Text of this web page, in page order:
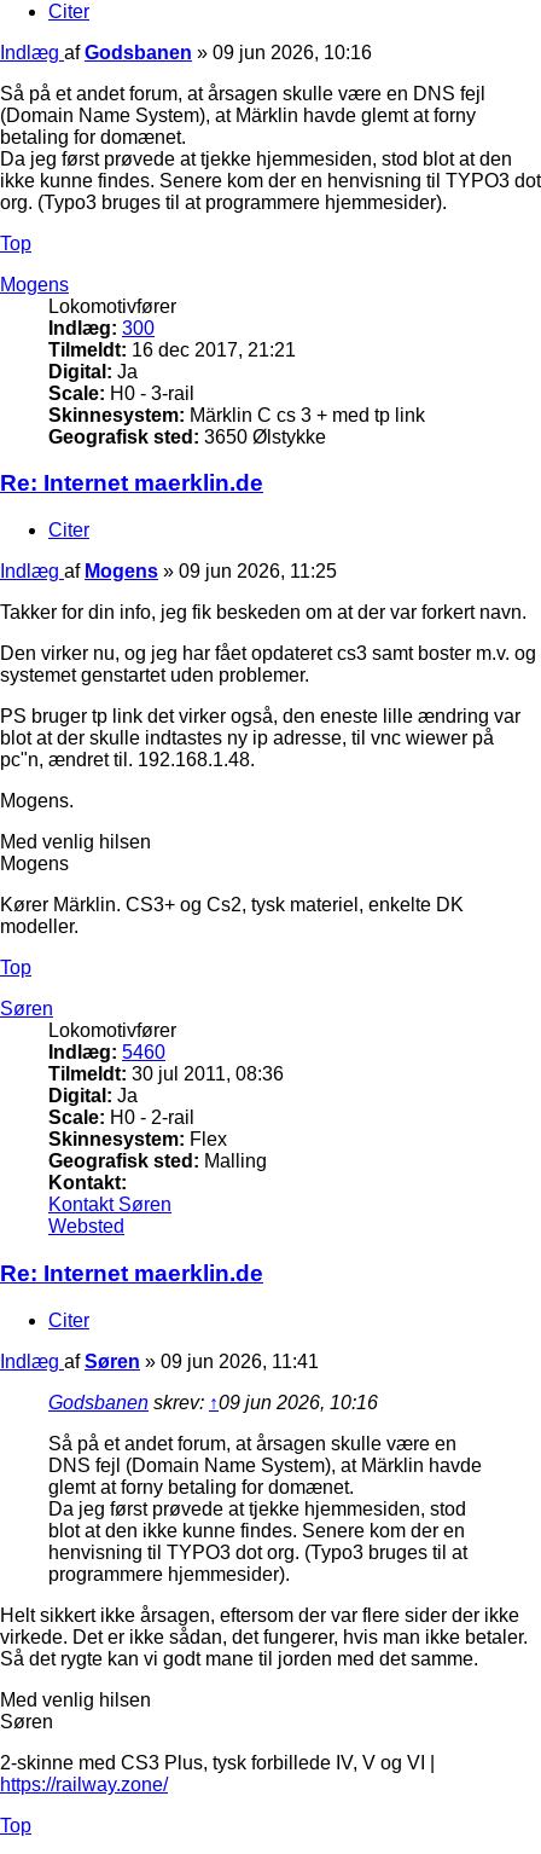
Citer
Indlæg afGodsbanen » 09 jun 2026, 10:16
Så på et andet forum, at årsagen skulle være en DNS fejl
(Domain Name System), at Märklin havde glemt at forny
betaling for domænet.
Da jeg først prøvede at tjekke hjemmesiden, stod blot at den
ikke kunne findes. Senere kom der en henvisning til TYPO3 dot
org. (Typo3 bruges til at programmere hjemmesider).
Top
Mogens
Lokomotivfører
Indlæg: 300
Tilmeldt: 16 dec 2017, 21:21
Digital: Ja
Scale: H0 - 3-rail
Skinnesystem: Märklin C cs 3 + med tp link
Geografisk sted: 3650 Ølstykke
Re: Internet maerklin.de
Citer
Indlæg af Mogens » 09 jun 2026, 11:25
Takker for din info, jeg fik beskeden om at der var forkert navn.
Den virker nu, og jeg har fået opdateret cs3 samt boster m.v. og
systemet genstartet uden problemer.
PS bruger tp link det virker også, den eneste lille ændring var
blot at der skulle indtastes ny ip adresse, til vnc wiewer på
pc"n, ændret til. 192.168.1.48.
Mogens.
Med venlig hilsen
Mogens
Kører Märklin. CS3+ og Cs2, tysk materiel, enkelte DK
modeller.
Top
Søren
Lokomotivfører
Indlæg: 5460
Tilmeldt: 30 jul 2011, 08:36
Digital: Ja
Scale: H0 - 2-rail
Skinnesystem: Flex
Geografisk sted: Malling
Kontakt:
Kontakt Søren
Websted
Re: Internet maerklin.de
Citer
Indlæg afSøren » 09 jun 2026, 11:41
Godsbanen skrev: ↑09 jun 2026, 10:16
Så på et andet forum, at årsagen skulle være en
DNS fejl (Domain Name System), at Märklin havde
glemt at forny betaling for domænet.
Da jeg først prøvede at tjekke hjemmesiden, stod
blot at den ikke kunne findes. Senere kom der en
henvisning til TYPO3 dot org. (Typo3 bruges til at
programmere hjemmesider).
Helt sikkert ikke årsagen, eftersom der var flere sider der ikke
virkede. Det er ikke sådan, det fungerer, hvis man ikke betaler.
Så det rygte kan vi godt mane til jorden med det samme.
Med venlig hilsen
Søren
2-skinne med CS3 Plus, tysk forbillede IV, V og VI |
https://railway.zone/
Top